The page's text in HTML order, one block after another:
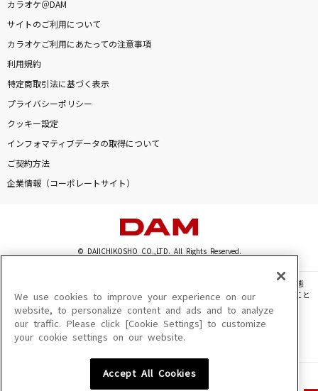
カラオケ＠DAM
サイトのご利用について
カラオケご利用にあたっての注意事項
利用規約
特定商取引法に基づく表示
プライバシーポリシー
クッキー設定
インフォマティブデータの取得について
ご契約方法
企業情報（コーポレートサイト）
© DAIICHIKOSHO CO.,LTD. All Rights Reserved.
このサイトに掲載されている一切の文章・画像・写真・動画・音声等を、手段や形態
を問わず、著作権法の定める範囲を超えて無断で複製、転載、ファイル化などすること
を禁じます。
楽曲及びコンテンツは、機種によりご利用いただけない場合があります。
楽曲及びコンテンツの配信日、配信内容が変更になる場合があります。
We use cookies to improve your experience on our
website, to personalize content and ads and to analyze
our traffic. Please click [Cookie Settings] to customize
your cookie settings on our website.
Accept All Cookies